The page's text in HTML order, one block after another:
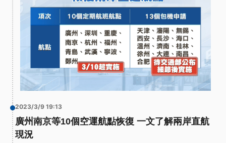
2023/3/9 19:13
廣州南京等10個空運航點恢復 一文了解兩岸直航
現況